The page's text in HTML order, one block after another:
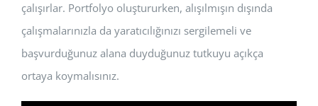
çalışırlar. Portfolyo oluştururken, alışılmışın dışında
çalışmalarınızla da yaratıcılığınızı sergilemeli ve
başvurduğunuz alana duyduğunuz tutkuyu açıkça
ortaya koymalısınız.